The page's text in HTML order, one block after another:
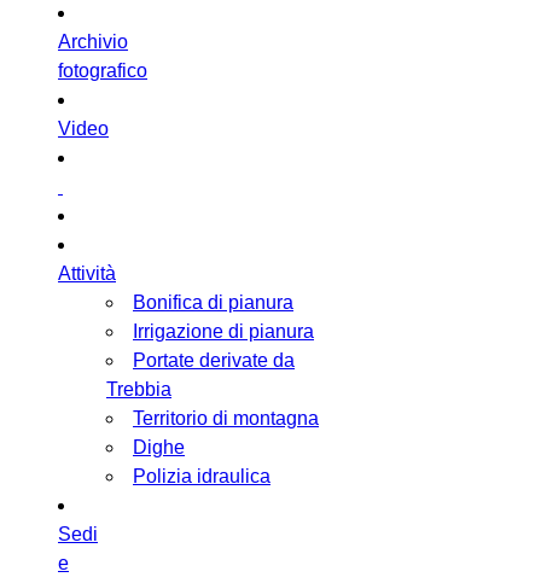
Archivio
fotografico
Video
Attività
Bonifica di pianura
Irrigazione di pianura
Portate derivate da
Trebbia
Territorio di montagna
Dighe
Polizia idraulica
Sedi
e